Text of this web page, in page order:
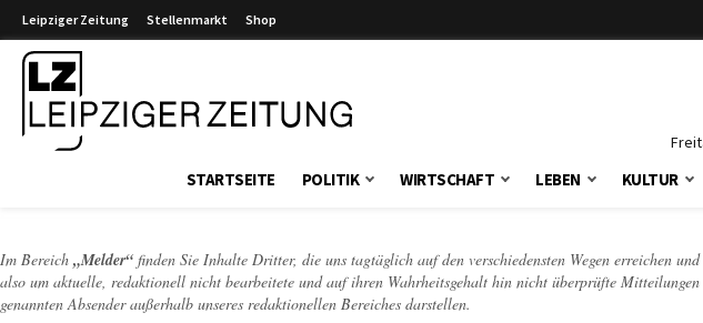
Leipziger Zeitung Stellenmarkt Shop
STARTSEITE POLITIK WIRTSCHAFT LEBEN KULTUR
Im Bereich „Melder“ finden Sie Inhalte Dritter, die uns tagtäglich auf den verschiedensten Wegen erreichen
also um aktuelle, redaktionell nicht bearbeitete und auf ihren Wahrheitsgehalt hin nicht überprüfte
genannten Absender außerhalb unseres redaktionellen Bereiches darstellen.